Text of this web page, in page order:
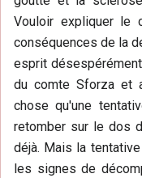
Vouloir expliquer le
conséquences de la
esprit
du comte Sforza et
chose qu'une
retomber sur le dos
déjà. Mais la
les signes de